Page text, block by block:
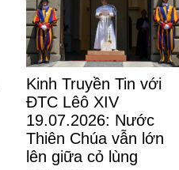
Kinh Truyền Tin với
ĐTC Lêô XIV
19.07.2026: Nước
Thiên Chúa vẫn lớn
lên giữa cỏ lùng